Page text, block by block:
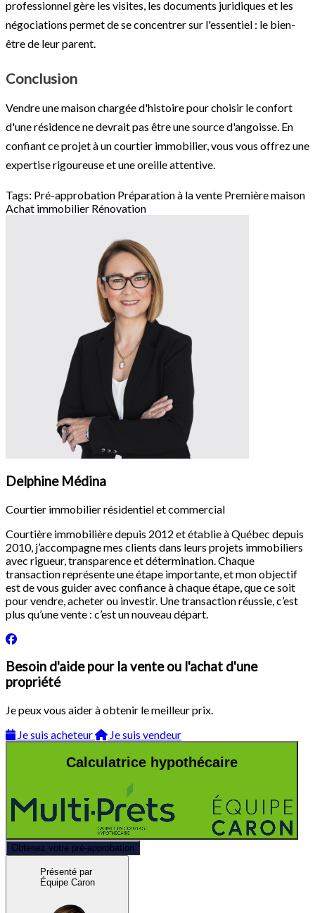
professionnel gère les visites, les documents juridiques et les
négociations permet de se concentrer sur l'essentiel : le bien-
être de leur parent.
Conclusion
Vendre une maison chargée d'histoire pour choisir le confort
d'une résidence ne devrait pas être une source d'angoisse. En
confiant ce projet à un courtier immobilier, vous vous offrez une
expertise rigoureuse et une oreille attentive.
Tags: Pré-approbation Préparation à la vente Première maison
Achat immobilier Rénovation
Delphine Médina
Courtier immobilier résidentiel et commercial
Courtière immobilière depuis 2012 et établie à Québec depuis
2010, j’accompagne mes clients dans leurs projets immobiliers
avec rigueur, transparence et détermination. Chaque
transaction représente une étape importante, et mon objectif
est de vous guider avec confiance à chaque étape, que ce soit
pour vendre, acheter ou investir. Une transaction réussie, c’est
plus qu’une vente : c’est un nouveau départ.
Besoin d'aide pour la vente ou l'achat d'une
propriété
Je peux vous aider à obtenir le meilleur prix.
Je suis acheteur
Je suis vendeur
Calculatrice hypothécaire
Obtenez votre pré-approbation
Présenté par
Équipe Caron